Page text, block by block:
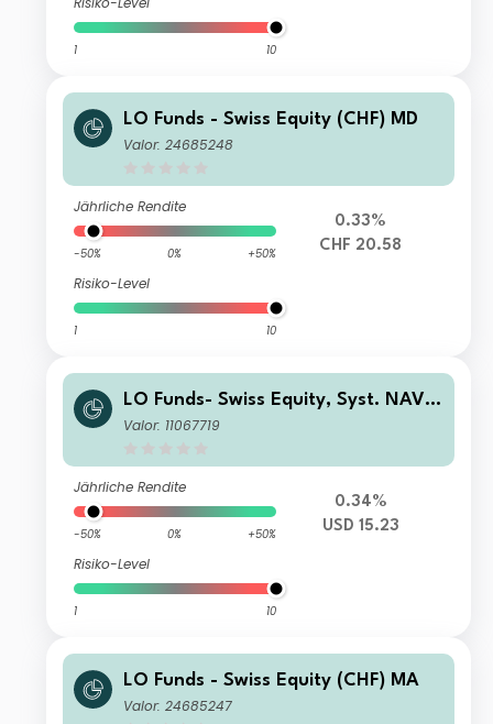
1 10
LO Funds - Swiss Equity (CHF) MD
Valor: 24685248
Jährliche Rendite
-50% 0% +50%
Risiko-Level
1 10
0.33%
CHF 20.58
LO Funds- Swiss Equity, Syst. NAV
Hdg, (USD) MA
Valor: 11067719
Jährliche Rendite
-50% 0% +50%
Risiko-Level
1 10
0.34%
USD 15.23
LO Funds - Swiss Equity (CHF) MA
Valor: 24685247